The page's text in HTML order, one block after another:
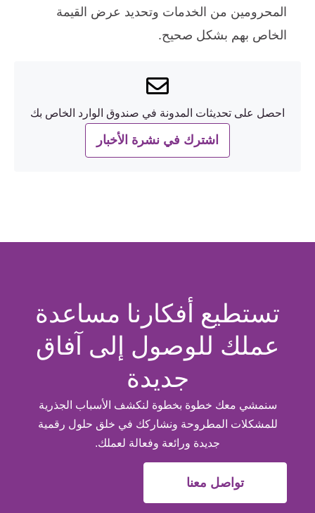
المحرومين من الخدمات وتحديد عرض القيمة
الخاص بهم بشكل صحيح.
احصل على تحديثات المدونة في صندوق الوارد الخاص بك
اشترك في نشرة الأخبار
تستطيع أفكارنا مساعدة
عملك للوصول إلى آفاق
جديدة
سنمشي معك خطوة بخطوة لنكشف الأسباب الجذرية
للمشكلات المطروحة ونشاركك في خلق حلول رقمية
جديدة ورائعة وفعالة لعملك.
تواصل معنا